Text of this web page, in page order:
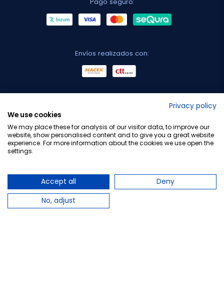
Envíos realizados con:
Privacy policy
We use cookies
We may place these for analysis of our visitor data, to improve our
website, show personalised content and to give you a great website
experience. For more information about the cookies we use open the
settings.
Accept all
Deny
No, adjust